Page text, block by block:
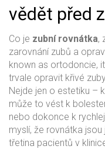
vědět před
Co je zubní rovnátka,
zarovnání zubů a
known as ortodoncie, it
trvale opravit křivé
Nejde jen o estetiku –
může to vést k
nebo dokonce k
myslí, že rovnátka
třetina pacientů v